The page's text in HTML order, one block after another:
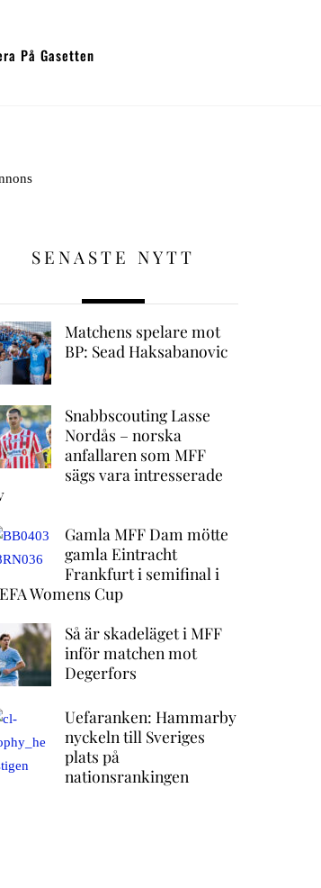
På Gasetten
SENASTE NYTT
Matchens spelare mot
BP: Sead Haksabanovic
Snabbscouting Lasse
Nordås – norska
anfallaren som MFF
sägs vara intresserade
Gamla MFF Dam mötte
gamla Eintracht
Frankfurt i semifinal i
Womens Cup
Så är skadeläget i MFF
inför matchen mot
Degerfors
Uefaranken: Hammarby
nyckeln till Sveriges
plats på
nationsrankingen